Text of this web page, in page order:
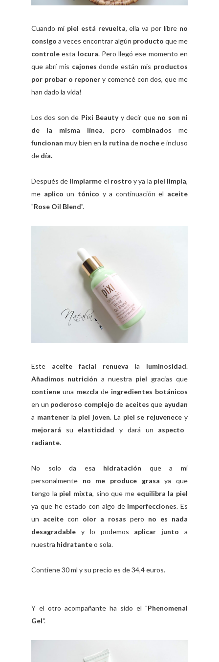
Cuando mi piel está revuelta, ella va por libre no
consigoa veces encontrar algún producto que me
controle esta locura. Pero llegó ese momento en
que abrí mis cajones donde están mis productos
por probar o reponer y comencé con dos, que me
han dado la vida!
Los dos son de Pixi Beautyy decir que no son ni
de la misma línea, pero combinados me
funcionan muy bien en la rutina de nochee incluso
de día.
Después de limpiarme el rostro y ya la piel limpia,
me aplico un tónico y a continuación el aceite
"Rose Oil Blend".
Este aceite facial renueva la luminosidad.
Añadimos nutrición a nuestra piel gracias que
contiene una mezclade ingredientes botánicos
en un poderoso complejo de aceites que ayudan
a mantener la piel joven. La piel se rejuvenecey
mejorará su elasticidad y dará un aspecto
radiante.
No solo da esa hidratación que a mí
personalmente no me produce grasa ya que
tengo la piel mixta, sino que me equilibra la piel
ya que he estado con algo deimperfecciones. Es
un aceite con olor a rosas pero no es nada
desagradable y lo podemos aplicar junto a
nuestra hidratanteo sola.
Contiene 30 ml y su precio es de 34,4 euros.
Y el otro acompañante ha sido el "Phenomenal
Gel".